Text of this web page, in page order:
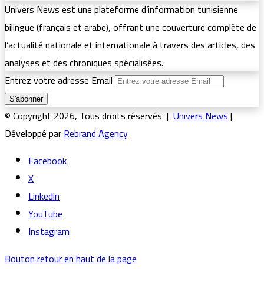
Univers News est une plateforme d’information tunisienne
bilingue (français et arabe), offrant une couverture complète de
l’actualité nationale et internationale à travers des articles, des
analyses et des chroniques spécialisées.
Entrez votre adresse Email
© Copyright 2026, Tous droits réservés |Univers News|
Développé parRebrand Agency
Facebook
X
Linkedin
YouTube
Instagram
Bouton retour en haut de la page